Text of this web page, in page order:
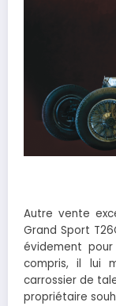
Autre vente
Grand Sport
évidement
compris, il lui
carrossier de
propriétaire